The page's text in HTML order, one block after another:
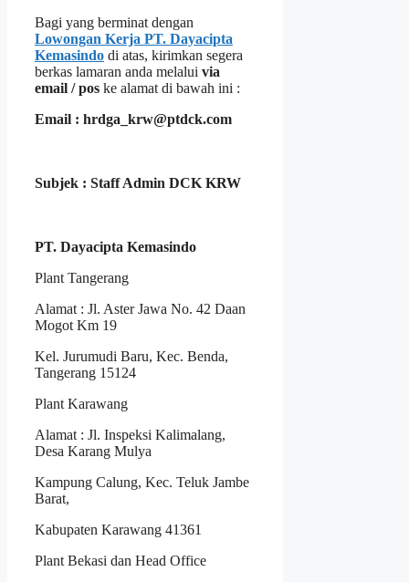
Bagi yang berminat dengan
Lowongan Kerja PT. Dayacipta
Kemasindo di atas, kirimkan segera
berkas lamaran anda melalui via
email / pos ke alamat di bawah ini :
Email : hrdga_krw@ptdck.com
Subjek : Staff Admin DCK KRW
PT. Dayacipta Kemasindo
Plant Tangerang
Alamat : Jl. Aster Jawa No. 42 Daan
Mogot Km 19
Kel. Jurumudi Baru, Kec. Benda,
Tangerang 15124
Plant Karawang
Alamat : Jl. Inspeksi Kalimalang,
Desa Karang Mulya
Kampung Calung, Kec. Teluk Jambe
Barat,
Kabupaten Karawang 41361
Plant Bekasi dan Head Office